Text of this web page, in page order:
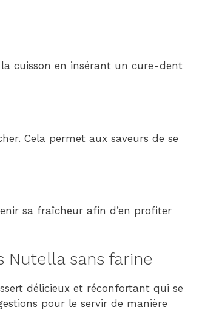
cuisson en insérant un cure-dent
Cela permet aux saveurs de se
sa fraîcheur afin d’en profiter
Nutella sans farine
délicieux et réconfortant qui se
pour le servir de manière